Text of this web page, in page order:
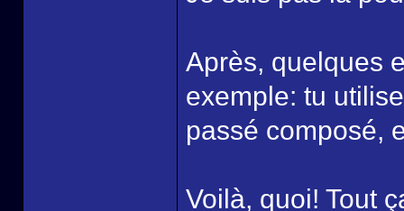
Après, quelques
exemple: tu
passé composé,
Voilà, quoi! Tout